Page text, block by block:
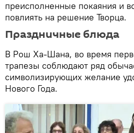
преисполненные покаяния и
повлиять на решение Творца.
Праздничные блюда
В Рош Ха-Шана, во время
трапезы соблюдают ряд
символизирующих желание
Нового Года.